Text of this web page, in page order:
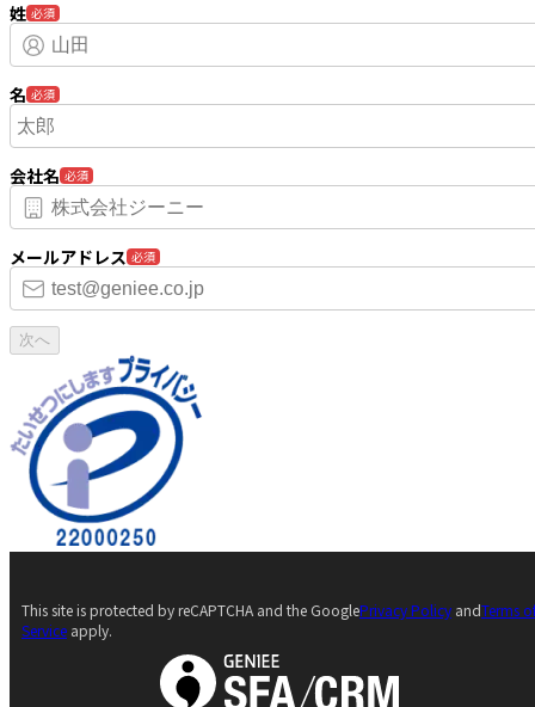
姓 必須
名 必須
会社名 必須
メールアドレス 必須
次へ
This site is protected by reCAPTCHA and the GooglePrivacy Policy andTerms
Service apply.